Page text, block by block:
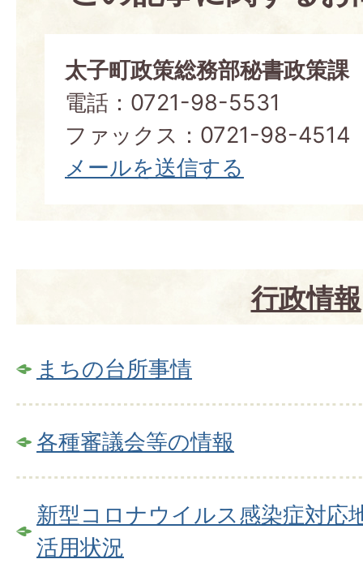
太子町政策総務部秘書政策課
電話：0721-98-5531
ファックス：0721-98-4514
メールを送信する
行政情報
まちの台所事情
各種審議会等の情報
新型コロナウイルス感染症対応
活用状況